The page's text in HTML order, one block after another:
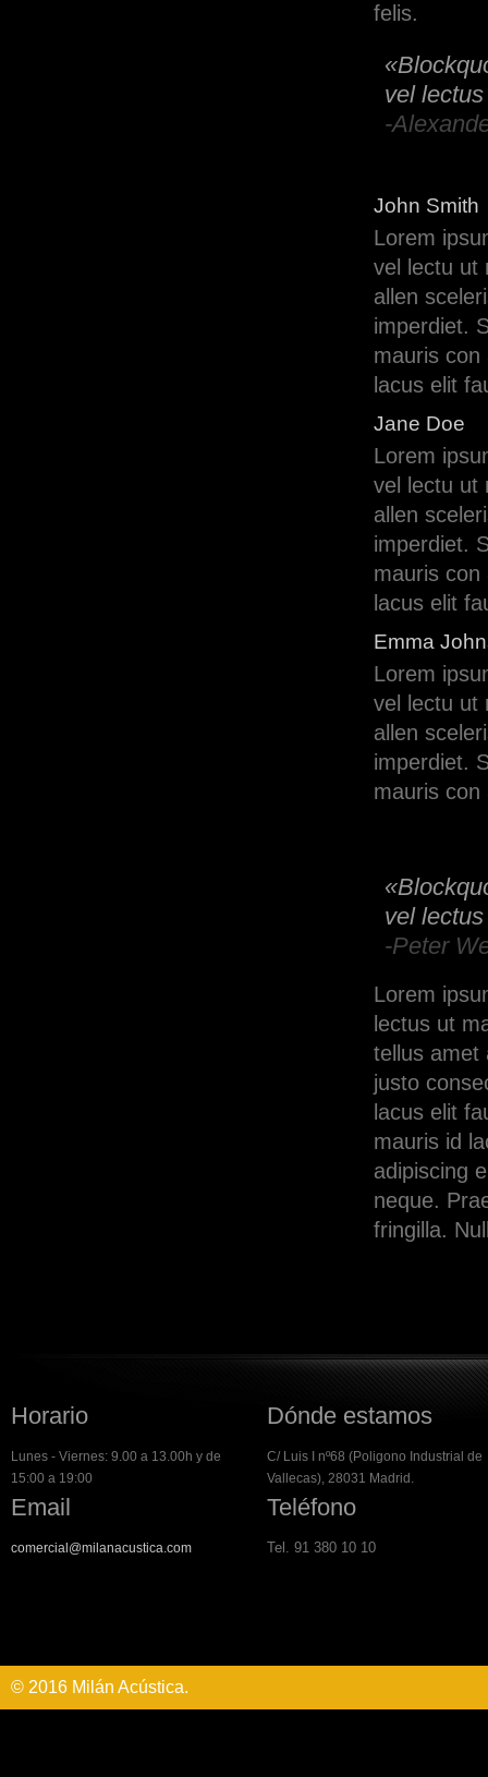
felis.
vel
-
John Smith
Lorem
vel lectu ut
allen
imperdiet.
mauris con
lacus elit
Jane Doe
Lorem
vel lectu ut
allen
imperdiet.
mauris con
lacus elit
Emma
Lorem
vel lectu ut
allen
imperdiet.
mauris con
vel
-Peter
Lorem
lectus ut
tellus amet
justo
lacus elit
mauris id
adipiscing
neque.
fringilla.
Horario
Lunes - Viernes: 9.00 a 13.00h y de
15:00 a 19:00
Email
comercial@milanacustica.com
Dónde estamos
C/ Luis I nº68 (Poligono Industrial de
Vallecas), 28031 Madrid.
Teléfono
Tel. 91 380 10 10
© 2016 Milán Acústica.